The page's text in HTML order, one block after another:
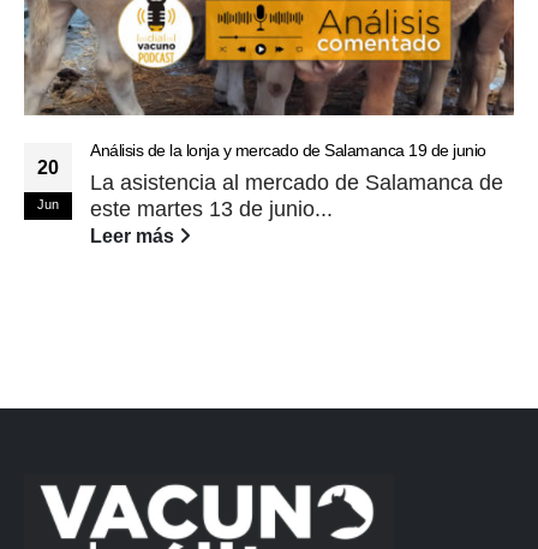
20
Jun
Análisis de la lonja y mercado de Salamanca 19 de junio
La asistencia al mercado de Salamanca de
este martes 13 de junio...
Leer más